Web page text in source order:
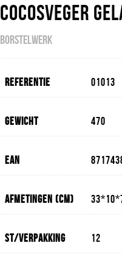
Cocosveger
BORSTELWERK
Referentie 01013
Gewicht 470
EAN
Afmetingen (cm)
St/verpakking 12